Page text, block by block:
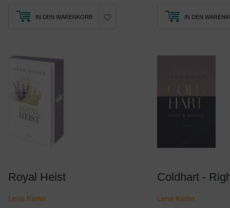
IN DEN WARENKORB IN DEN
Royal Heist
Lena Kiefer
Coldhart -
Lena Kiefer